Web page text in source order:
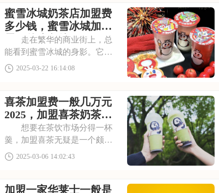
金？又有哪些基本条件需要满
足呢？今天，我们将带你一探
究竟，了解这个国民
蜜雪冰城奶茶店加盟费
多少钱，蜜雪冰城加盟
需要什么条件
走在繁华的商业街上，总
能看到蜜雪冰城的身影。它的
饮品口感独特，种类繁多，深
冰城，享受品牌带来的知名度
和美誉度，让创业之路更加轻
松。本文将为你揭秘
2025-03-22 16:14:08
喜茶加盟费一般几万元
2025，加盟喜茶奶茶店
条件分析
想要在茶饮市场分得一杯
羹，加盟喜茶无疑是一个颇具
吸引力的选择。但在正式迈出
的。以下内容将为您揭开喜茶
2025-03-06 14:02:43
加盟一家华莱士一般是